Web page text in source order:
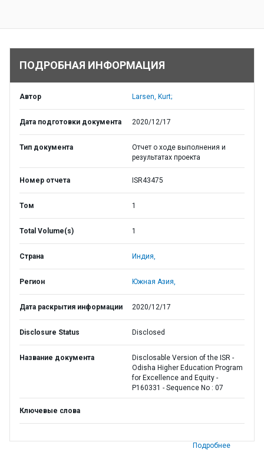
ПОДРОБНАЯ ИНФОРМАЦИЯ
Автор Larsen, Kurt;
Дата подготовки документа 2020/12/17
Тип документа
Отчет о ходе выполнения и
результатах проекта
Номер отчета ISR43475
Том 1
Total Volume(s) 1
Страна Индия,
Регион Южная Азия,
Дата раскрытия информации 2020/12/17
Disclosure Status Disclosed
Название документа
Disclosable Version of the ISR -
Odisha Higher Education Program
for Excellence and Equity -
P160331 - Sequence No : 07
Ключевые слова
Подробнее